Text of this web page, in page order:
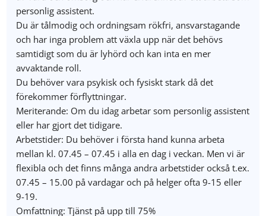
personlig assistent.
Du är tålmodig och ordningsam rökfri, ansvarstagande
och har inga problem att växla upp när det behövs
samtidigt som du är lyhörd och kan inta en mer
avvaktande roll.
Du behöver vara psykisk och fysiskt stark då det
förekommer förflyttningar.
Meriterande: Om du idag arbetar som personlig assistent
eller har gjort det tidigare.
Arbetstider: Du behöver i första hand kunna arbeta
mellan kl. 07.45 – 07.45 i alla en dag i veckan. Men vi är
flexibla och det finns många andra arbetstider också t.ex.
07.45 – 15.00 på vardagar och på helger ofta 9-15 eller
9-19.
Omfattning: Tjänst på upp till 75%